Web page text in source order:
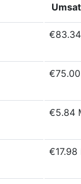
€5.84
€17.98